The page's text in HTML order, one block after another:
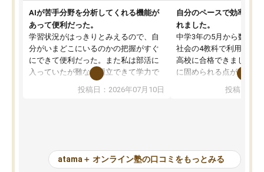
AIが苦手分野を分析してくれる機能が
あって便利だった。
学習状況がはっきりとみえるので、自
分がいまどこにいるのかの把握がすぐ
にできて便利だった。また私は部活に
入っていたが難なく両立できて学力で
も部活でも結果を残すことができてよ
かった。また問題演習の際に、自分が
が、自分で自分の管理ができない人に
とっては難しい部分もあるのではない
投稿日：2026年07月10日
自分のペースで効率よく
れました。
中学3年の5月から数学・
社会の4教科で利用し、
高校に合格できました。
に固められる点が魅力で
項目のおかげで、手軽
元数が可視化されるので
しながら意欲的に取り組
投稿日：
atama＋ オンライン塾の口コミをもっとみる